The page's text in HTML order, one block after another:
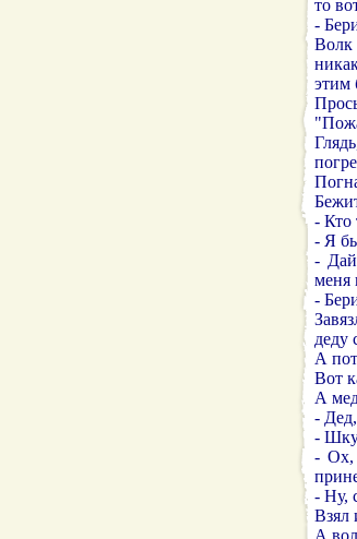
то
-
Волк
этим
- Кто
- Я
-
меня
-
деду
А
Вот
А
-
-
- Ох,
- Ну,
Взял
А